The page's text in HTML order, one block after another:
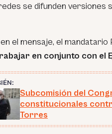
se difunden versiones
el mensaje, el mandatario
en conjunto con el
Subcomisión del
constitucionales
Torres